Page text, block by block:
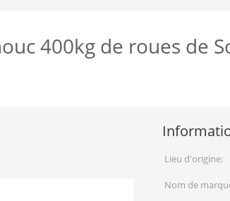
400kg de roues de
Lieu d'origine:
Nom de